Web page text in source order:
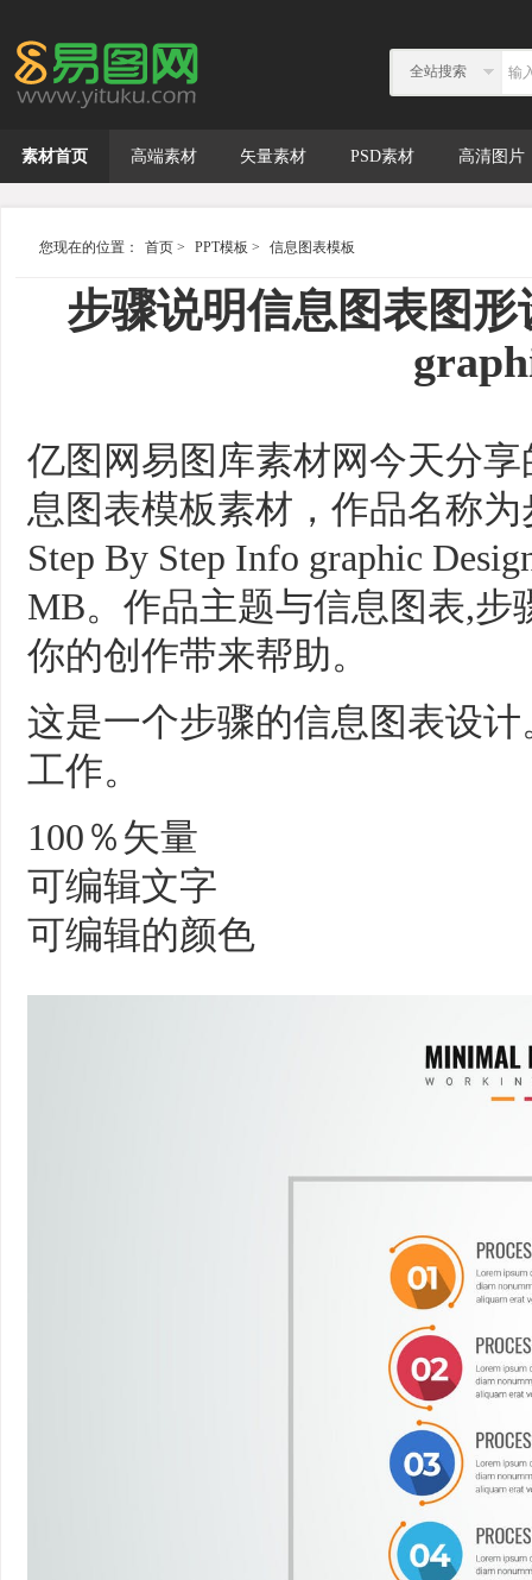
全站搜索
素材首页 高端素材 矢量素材 PSD素材 高清图片
您现在的位置： 首页 > PPT模板 > 信息图表模板
步骤说明信息图表图
亿图网易图库素材网今天分
息图表模板素材，作品名称
Step By Step Info graphic
MB。作品主题与信息图表,
你的创作带来帮助。
这是一个步骤的信息图表设
工作。
100％矢量
可编辑文字
可编辑的颜色